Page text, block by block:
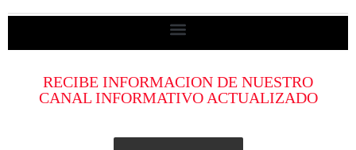
RECIBE INFORMACION DE NUESTRO
CANAL INFORMATIVO ACTUALIZADO